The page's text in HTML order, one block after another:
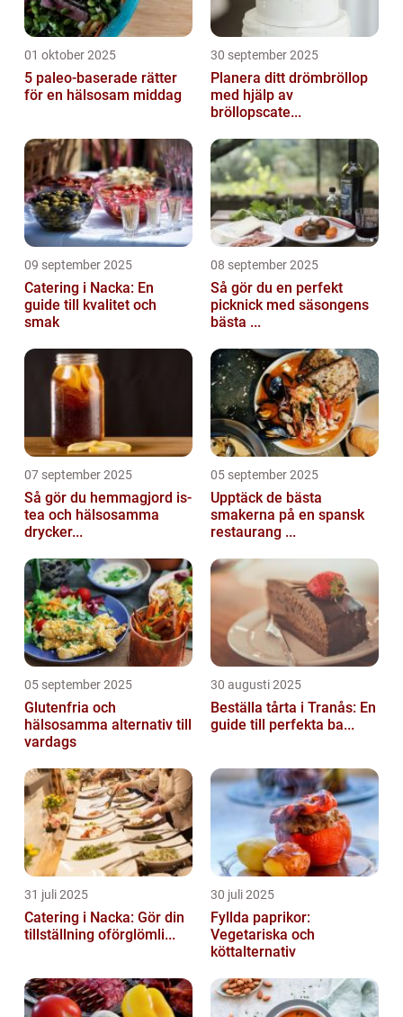
01 oktober 2025
5 paleo-baserade rätter
för en hälsosam middag
30 september 2025
Planera ditt drömbröllop
med hjälp av
bröllopscate...
09 september 2025
Catering i Nacka: En
guide till kvalitet och
smak
08 september 2025
Så gör du en perfekt
picknick med säsongens
bästa ...
07 september 2025
Så gör du hemmagjord is-
tea och hälsosamma
drycker...
05 september 2025
Upptäck de bästa
smakerna på en spansk
restaurang ...
05 september 2025
Glutenfria och
hälsosamma alternativ till
vardags
30 augusti 2025
Beställa tårta i Tranås: En
guide till perfekta ba...
31 juli 2025
Catering i Nacka: Gör din
tillställning oförglömli...
30 juli 2025
Fyllda paprikor:
Vegetariska och
köttalternativ